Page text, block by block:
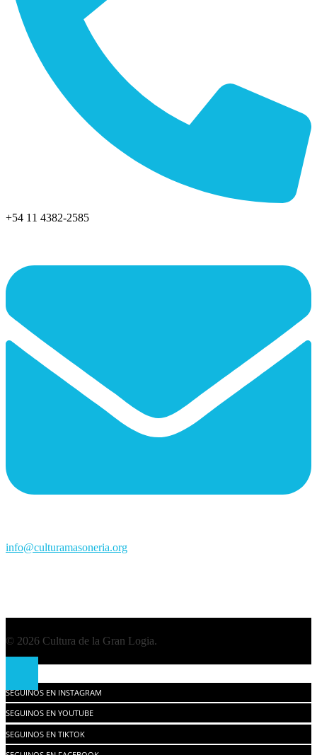
+54 11 4382-2585
info@culturamasoneria.org
© 2026 Cultura de la Gran Logia.
SEGUINOS EN INSTAGRAM
SEGUINOS EN YOUTUBE
SEGUINOS EN TIKTOK